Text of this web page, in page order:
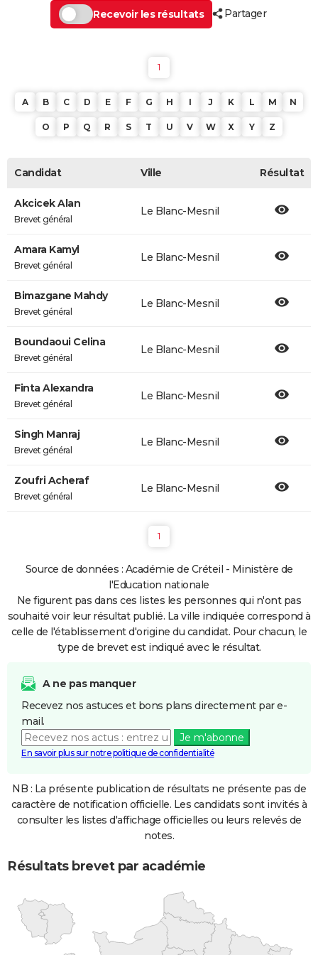
Recevoir les résultats Partager
1
A B C D E F G H I J K L M N
O P Q R S T U V W X Y Z
Candidat Ville Résultat
Akcicek Alan
Brevet général
Le Blanc-Mesnil
Amara Kamyl
Brevet général
Le Blanc-Mesnil
Bimazgane Mahdy
Brevet général
Le Blanc-Mesnil
Boundaoui Celina
Brevet général
Le Blanc-Mesnil
Finta Alexandra
Brevet général
Le Blanc-Mesnil
Singh Manraj
Brevet général
Le Blanc-Mesnil
Zoufri Acheraf
Brevet général
Le Blanc-Mesnil
1
Source de données : Académie de Créteil - Ministère de
l'Education nationale
Ne figurent pas dans ces listes les personnes qui n'ont pas
souhaité voir leur résultat publié. La ville indiquée correspond à
celle de l'établissement d'origine du candidat. Pour chacun, le
type de brevet est indiqué avec le résultat.
A ne pas manquer
Recevez nos astuces et bons plans directement par e-
mail.
Je m'abonne
En savoir plus sur notre politique de confidentialité
NB : La présente publication de résultats ne présente pas de
caractère de notification officielle. Les candidats sont invités à
consulter les listes d'affichage officielles ou leurs relevés de
notes.
Résultats brevet par académie